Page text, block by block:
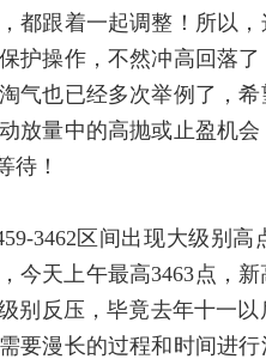
都跟着一起调整！所以
护操作，不然冲高回落
气也已经多次举例了，
放量中的高抛或止盈机
待！
3462区间出现大级别高
今天上午最高3463点，
别反压，毕竟去年十一
要漫长的过程和时间进